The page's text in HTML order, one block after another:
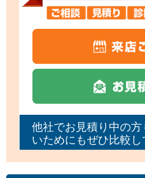
他社でお見積り中の
いためにもぜひ比較し